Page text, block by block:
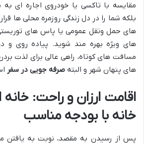
مقایسه با تاکسی یا خودروی اجاره ای
بلکه شما را در دل زندگی روزمره محلی ها
های حمل ونقل عمومی یا پاس های
های ویژه بهره مند شوید. پیاده روی و
مسافت های کوتاه، راهی عالی برای لذت
های پنهان شهر و البته صرفه جویی در سفر
اقامت ارزان و راحت: خانه
خانه با بودجه مناسب
پس از رسیدن به مقصد، نوبت به یافتن